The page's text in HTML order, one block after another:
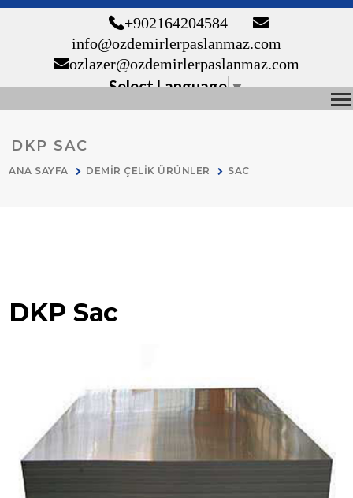
+90 216 420 45 84
info@ozdemirlerpaslanmaz.com
ozlazer@ozdemirlerpaslanmaz.com
Select Language▼
DKP SAC
ANA SAYFA DEMİR ÇELİK ÜRÜNLER SAC
DKP Sac